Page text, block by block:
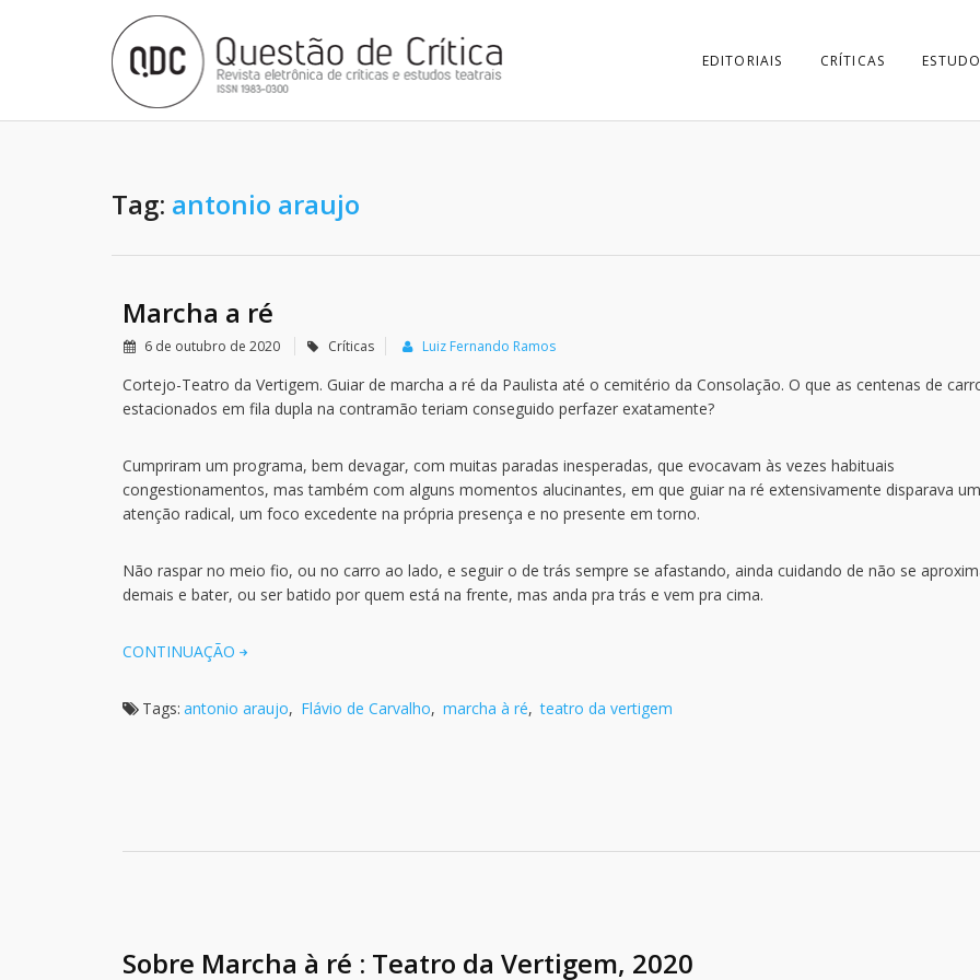
EDITORIAIS CRÍTICAS
Tag: antonio araujo
Marcha a ré
6 de outubro de 2020 Críticas Luiz Fernando Ramos
Cortejo-Teatro da Vertigem. Guiar de marcha a ré da Paulista até o cemitério da Consolação. O que as centenas de
estacionados em fila dupla na contramão teriam conseguido perfazer exatamente?
Cumpriram um programa, bem devagar, com muitas paradas inesperadas, que evocavam às vezes habituais
congestionamentos, mas também com alguns momentos alucinantes, em que guiar na ré extensivamente disparava
atenção radical, um foco excedente na própria presença e no presente em torno.
Não raspar no meio fio, ou no carro ao lado, e seguir o de trás sempre se afastando, ainda cuidando de não se
demais e bater, ou ser batido por quem está na frente, mas anda pra trás e vem pra cima.
CONTINUAÇÃO
Tags: antonio araujo, Flávio de Carvalho, marcha à ré, teatro da vertigem
Sobre Marcha à ré : Teatro da Vertigem, 2020